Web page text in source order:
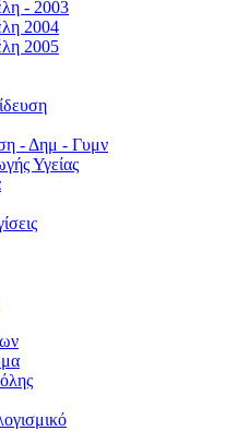
- 2003
2004
2005
- Δημ - Γυμν
Υγείας